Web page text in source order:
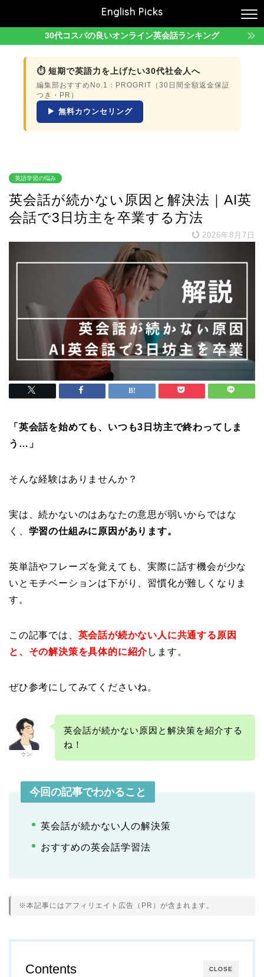
English Picks
30代コスパの良いオンライン英会話ランキング
⏱ 短期で英語力を上げたい30代社会人へ
編集部おすすめNo.1：PROGRIT（30日間全額返金保証
つき・PR）
▶ 無料カウンセリング
英語学習の悩み
英会話が続かない原因と解決法｜AI英
会話で3日坊主を卒業する方法
2026年8月7日
「英会話を始めても、いつも3日坊主で終わってしま
う…」
そんな経験はありませんか？
実は、続かないのはあなたの意思が弱いからではな
く、 学習の仕組みに原因があります。
英単語やフレーズを覚えても、実際に話す機会が少な
いとモチベーションは下がり、習慣化が難しくなりま
す。
この記事では、 英会話が続かない人に共通する原因
と、その解決策を具体的に紹介します。
ぜひ参考にしてみてくださいね。
ケン
英会話が続かない原因と解決策を紹介する
ね！
今回の記事でわかること
英会話が続かない人の解決策
おすすめの英会話学習法
※本記事にはアフィリエイト広告（PR）が含まれます。
CLOSE
Contents